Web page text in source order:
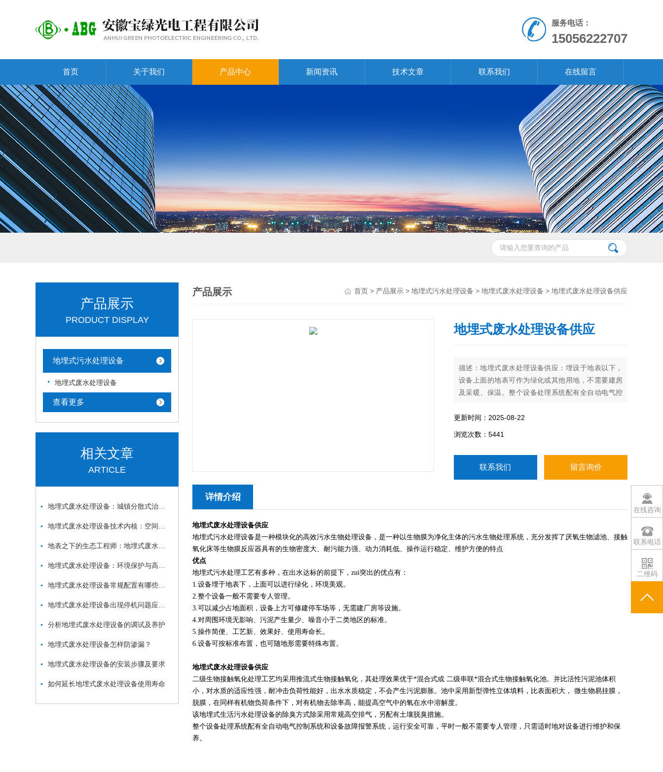
服务电话：
15056222707
首页 关于我们 产品中心 新闻资讯 技术文章 联系我们 在线留言
产品展示
PRODUCT DISPLAY
地埋式污水处理设备
地埋式废水处理设备
查看更多
相关文章
ARTICLE
分析地埋式废水处理设备的调试及养护
地埋式废水处理设备怎样防渗漏？
地埋式废水处理设备的安装步骤及要求
如何延长地埋式废水处理设备使用寿命
产品展示 首页 > 产品展示 > 地埋式污水处理设备 > 地埋式废水处理设备 > 地埋式废水处理设备供应
地埋式废水处理设备供应
描述：地埋式废水处理设备供应：埋设于地表以下，
设备上面的地表可作为绿化或其他用地，不需要建房
及采暖、保温。整个设备处理系统配有全自动电气控
般不需要专人管理，只需适时地对设备进行维护和保
养。
更新时间：2025-08-22
浏览次数：5441
联系我们 留言询价
详情介绍
地埋式废水处理设备供应
地埋式污水处理设备是一种模块化的高效污水生物处理设备，是一种以生物膜为净化主体的污水生物处理系统，充分发挥了厌氧生物滤池、接触
氧化床等生物膜反应器具有的生物密度大、耐污能力强、动力消耗低、操作运行稳定、维护方便的特点
优点
地埋式污水处理工艺有多种，在出水达标的前提下，zui突出的优点有：
1.设备埋于地表下，上面可以进行绿化，环境美观。
2.整个设备一般不需要专人管理。
3.可以减少占地面积，设备上方可修建停车场等，无需建厂房等设施。
4.对周围环境无影响、污泥产生量少、噪音小于二类地区的标准。
5.操作简便、工艺新、效果好、使用寿命长。
6.设备可按标准布置，也可随地形需要特殊布置。
地埋式废水处理设备供应
二级生物接触氧化处理工艺均采用推流式生物接触氧化，其处理效果优于*混合式或 二级串联*混合式生物接触氧化池。并比活性污泥池体积
小，对水质的适应性强，耐冲击负荷性能好，出水水质稳定，不会产生污泥膨胀。池中采用新型弹性立体填料，比表面积大， 微生物易挂膜，
脱膜，在同样有机物负荷条件下，对有机物去除率高，能提高空气中的氧在水中溶解度。
该地埋式生活污水处理设备的除臭方式除采用常规高空排气，另配有土壤脱臭措施。
整个设备处理系统配有全自动电气控制系统和设备故障报警系统，运行安全可靠，平时一般不需要专人管理，只需适时地对设备进行维护和保
养。
在线咨询
联系电话
二维码